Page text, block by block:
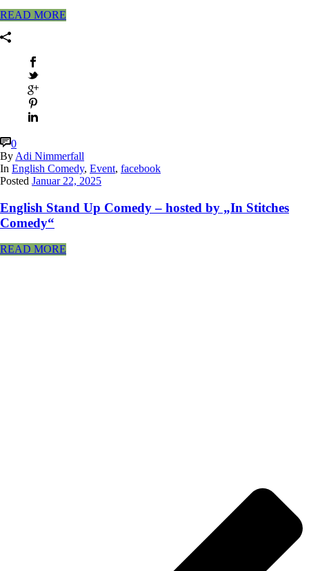
READ MORE
0
By Adi Nimmerfall
In English Comedy, Event, facebook
Posted Januar 22, 2025
English Stand Up Comedy – hosted by „In Stitches
Comedy“
READ MORE